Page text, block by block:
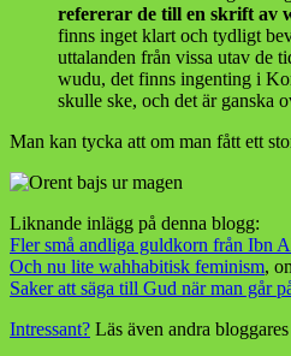
refererar de till en skrift av
finns inget klart och tydligt
uttalanden från vissa utav de
wudu, det finns ingenting i
skulle ske, och det är ganska
Man kan tycka att om man fått ett
Liknande inlägg på denna blogg:
Fler små andliga guldkorn från Ibn
Och nu lite wahhabitisk feminism,
Saker att säga till Gud när man går
Intressant? Läs även andra